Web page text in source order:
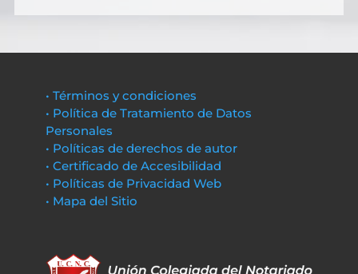
• Términos y condiciones
• Política de Tratamiento de Datos
Personales
• Políticas de derechos de autor
• Certificado de Accesibilidad
• Políticas de Privacidad Web
• Mapa del Sitio